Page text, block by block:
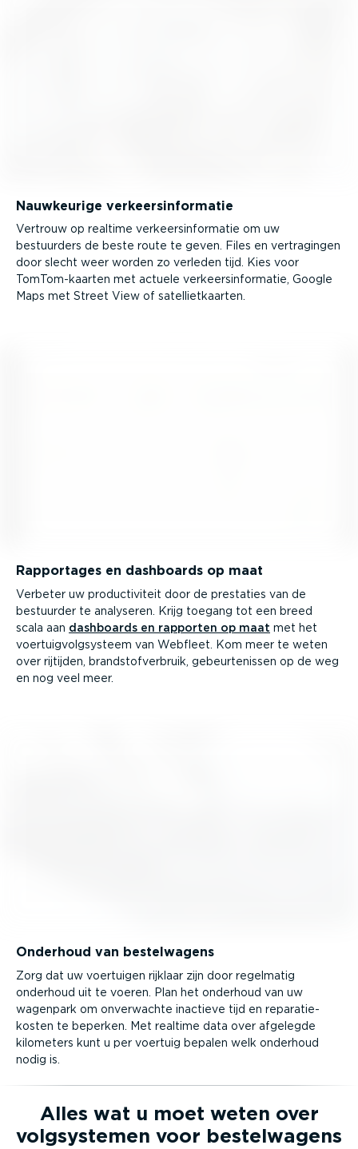
Nauwkeurige verkeers­in­for­matie
Vertrouw op realtime verkeers­in­for­matie om uw
bestuurders de beste route te geven. Files en vertra­gingen
door slecht weer worden zo verleden tijd. Kies voor
TomTom-­kaarten met actuele verkeers­in­for­matie, Google
Maps met Street View of satel­liet­kaarten.
Rapportages en dashboards op maat
Verbeter uw produc­ti­viteit door de prestaties van de
bestuurder te analyseren. Krijg toegang tot een breed
scala aan dashboards en rapporten op maat met het
voertuig­volg­systeem van Webfleet. Kom meer te weten
over rijtijden, brand­stof­ver­bruik, gebeur­te­nissen op de weg
en nog veel meer.
Onderhoud van bestel­wagens
Zorg dat uw voertuigen rijklaar zijn door regelmatig
onderhoud uit te voeren. Plan het onderhoud van uw
wagenpark om onverwachte inactieve tijd en repara­tie­
kosten te beperken. Met realtime data over afgelegde
kilometers kunt u per voertuig bepalen welk onderhoud
nodig is.
Alles wat u moet weten over
volgsys­temen voor bestel­wagens